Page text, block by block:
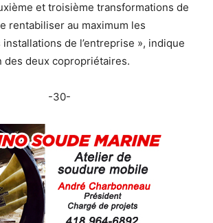
et troisième transformations de
rentabiliser au maximum les
de l’entreprise », indique
des deux copropriétaires.
-30-